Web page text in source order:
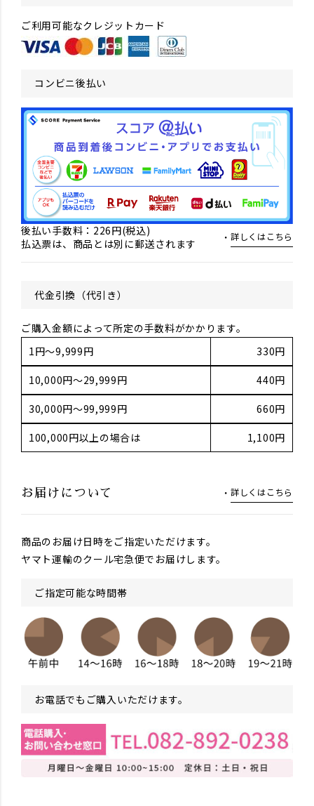
お届けについて 詳しくはこちら
ご利用可能なクレジットカード
商品のお届け日時をご指定いただけます。
ヤマト運輸のクール宅急便でお届けします。
ご指定可能な時間帯
お電話でもご購入いただけます。
コンビニ後払い
後払い手数料：226円(税込)
払込票は、商品とは別に郵送されます
詳しくはこちら
代金引換（代引き）
ご購入金額によって所定の手数料がかかります。
1円～9,999円
330円
10,000円～29,999円 440円
30,000円～99,999円 660円
100,000円以上の場合は 1,100円